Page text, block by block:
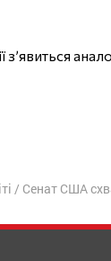
з’явиться
/ Сенат США схвалив